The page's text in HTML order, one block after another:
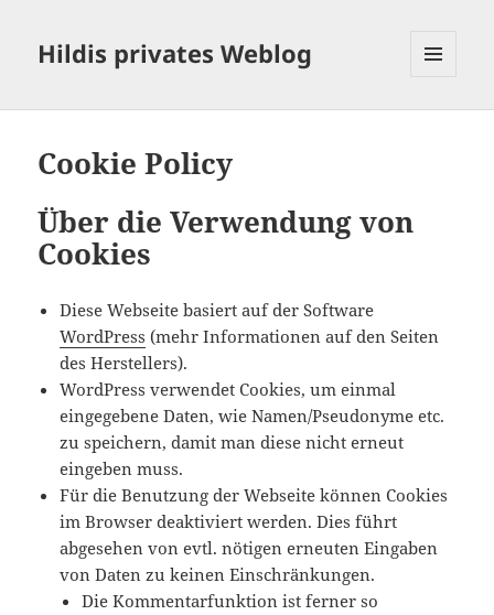
Hildis privates Weblog
Cookie Policy
Über die Verwendung von
Cookies
Diese Webseite basiert auf der Software
WordPress (mehr Informationen auf den Seiten
des Herstellers).
WordPress verwendet Cookies, um einmal
eingegebene Daten, wie Namen/Pseudonyme etc.
zu speichern, damit man diese nicht erneut
eingeben muss.
Für die Benutzung der Webseite können Cookies
im Browser deaktiviert werden. Dies führt
abgesehen von evtl. nötigen erneuten Eingaben
von Daten zu keinen Einschränkungen.
Die Kommentarfunktion ist ferner so